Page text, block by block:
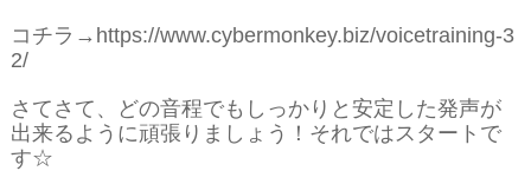
コチラ→https://www.cybermonkey.biz/voicetraining-3
2/
さてさて、どの音程でもしっかりと安定した発声が
出来るように頑張りましょう！それではスタートで
す☆